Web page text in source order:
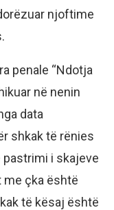
njoftime
penale “Ndotja
në nenin
data
shkak të rënies
pastrimi i skajeve
me çka është
të kësaj është